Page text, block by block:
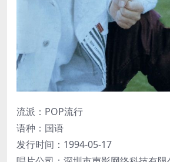
流派：POP流行
语种：国语
发行时间：1994-05-17